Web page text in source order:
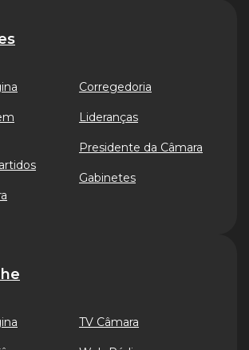
Corregedoria
Lideranças
Presidente da Câmara
Gabinetes
TV Câmara